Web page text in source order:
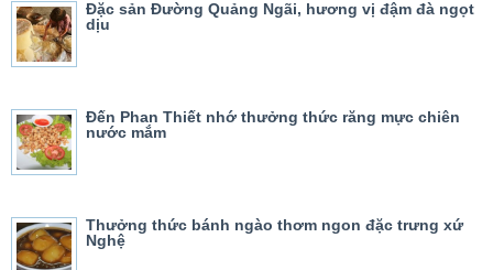
Đặc sản Đường Quảng Ngãi, hương vị đậm đà ngọt
dịu
Đến Phan Thiết nhớ thưởng thức răng mực chiên
nước mắm
Thưởng thức bánh ngào thơm ngon đặc trưng xứ
Nghệ